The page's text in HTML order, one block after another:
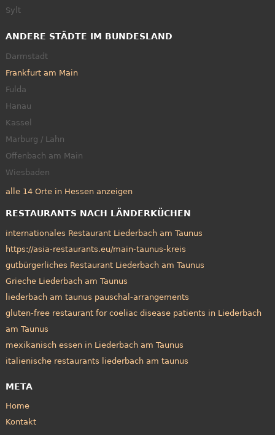
Sylt
ANDERE STÄDTE IM BUNDESLAND
Darmstadt
Frankfurt am Main
Fulda
Hanau
Kassel
Marburg / Lahn
Offenbach am Main
Wiesbaden
alle 14 Orte in Hessen anzeigen
RESTAURANTS NACH LÄNDERKÜCHEN
internationales Restaurant Liederbach am Taunus
https://asia-restaurants.eu/main-taunus-kreis
gutbürgerliches Restaurant Liederbach am Taunus
Grieche Liederbach am Taunus
liederbach am taunus pauschal-arrangements
gluten-free restaurant for coeliac disease patients in Liederbach
am Taunus
mexikanisch essen in Liederbach am Taunus
italienische restaurants liederbach am taunus
META
Home
Kontakt